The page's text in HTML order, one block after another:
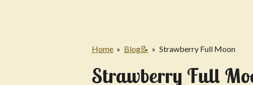
Home » Blog📝 » Strawberry Full Moon
Strawberry Full